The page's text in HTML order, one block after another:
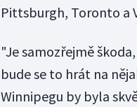
Pittsburgh, Toronto a
"Je samozřejmě
bude se to hrát na
Winnipegu by byla